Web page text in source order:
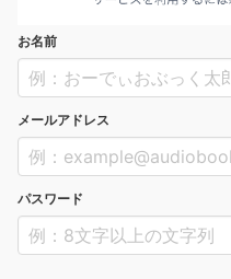
お名前
メールアドレス
パスワード